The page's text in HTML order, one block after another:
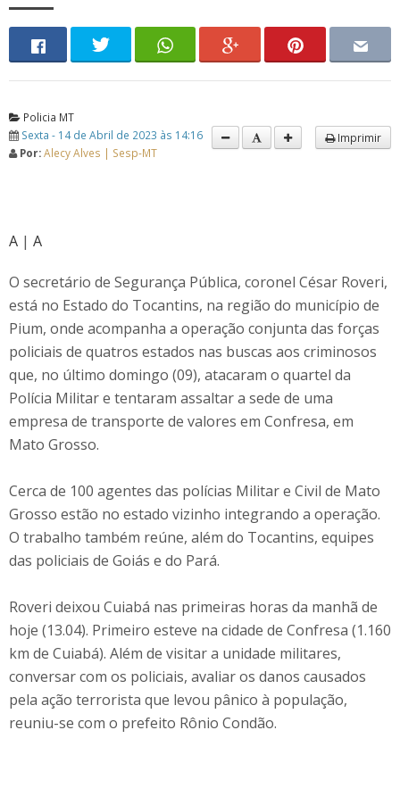
Policia MT
Sexta - 14 de Abril de 2023 às 14:16
Por:Alecy Alves | Sesp-MT
Imprimir
A | A
O secretário de Segurança Pública, coronel César Roveri,
está no Estado do Tocantins, na região do município de
Pium, onde acompanha a operação conjunta das forças
policiais de quatros estados nas buscas aos criminosos
que, no último domingo (09), atacaram o quartel da
Polícia Militar e tentaram assaltar a sede de uma
empresa de transporte de valores em Confresa, em
Mato Grosso.
Cerca de 100 agentes das polícias Militar e Civil de Mato
Grosso estão no estado vizinho integrando a operação.
O trabalho também reúne, além do Tocantins, equipes
das policiais de Goiás e do Pará.
Roveri deixou Cuiabá nas primeiras horas da manhã de
hoje (13.04). Primeiro esteve na cidade de Confresa (1.160
km de Cuiabá). Além de visitar a unidade militares,
conversar com os policiais, avaliar os danos causados
pela ação terrorista que levou pânico à população,
reuniu-se com o prefeito Rônio Condão.